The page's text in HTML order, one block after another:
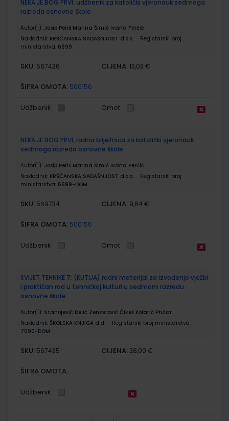
NEKA JE BOG PRVI; udžbenik za katolički vjeronauk sedmoga
razreda osnovne škole
Autor(i): Josip Periš Marina Šimić Ivana Perčić
Nakladnik: KRŠĆANSKA SADAŠNJOST d.o.o.
Registarski broj
ministarstva: 6699
SKU: 567436 CIJENA: 13,03 €
ŠIFRA OMOTA: 500156
Udžbenik Omot
NEKA JE BOG PRVI; radna bilježnica za katolički vjeronauk
sedmoga razreda osnovne škole
Autor(i): Josip Periš Marina Šimić Ivana Perčić
Nakladnik: KRŠĆANSKA SADAŠNJOST d.o.o.
Registarski broj
ministarstva: 6699-DOM
SKU: 569734 CIJENA: 9,64 €
ŠIFRA OMOTA: 500156
Udžbenik Omot
SVIJET TEHNIKE 7; (KUTIJA) radni materijal za izvođenje vježbi
i praktičan rad u tehničkoj kulturi u sedmom razredu
osnovne škole
Autor(i): Stanojević Delić Zenzerović Čikeš Kolarić Ptičar
Nakladnik: ŠKOLSKA KNJIGA d.d.
Registarski broj ministarstva:
7090-DOM
SKU: 567435 CIJENA: 28,00 €
ŠIFRA OMOTA:
Udžbenik